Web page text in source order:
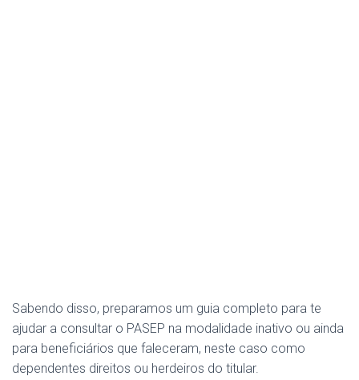
Sabendo disso, preparamos um guia completo para te
ajudar a consultar o PASEP na modalidade inativo ou ainda
para beneficiários que faleceram, neste caso como
dependentes direitos ou herdeiros do titular.